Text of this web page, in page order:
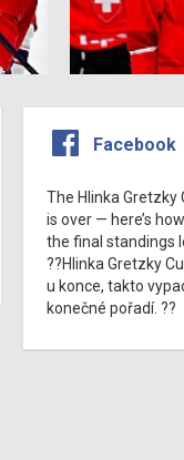
Facebook
The Hlinka Gretzky
is over — here’s how
the final standings
??Hlinka Gretzky
u konce, takto
konečné pořadí. ??